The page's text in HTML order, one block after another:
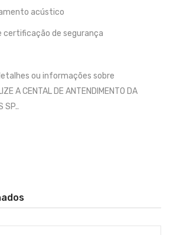
acústico
certificação de segurança
ou informações sobre
A CENTAL DE ANTENDIMENTO DA
SP..